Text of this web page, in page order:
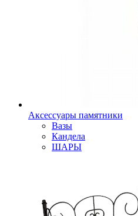
Аксессуары памятники
Вазы
Кандела
ШАРЫ